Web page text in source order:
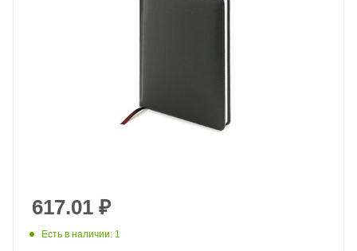
617.01 ₽
Есть в наличии: 1